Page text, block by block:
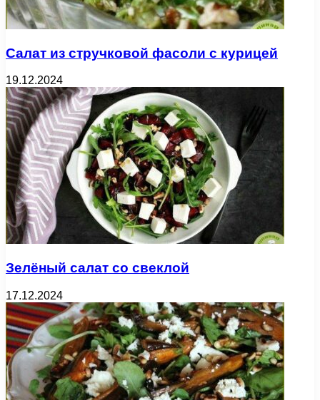
Салат из стручковой фасоли с курицей
19.12.2024
Зелёный салат со свеклой
17.12.2024